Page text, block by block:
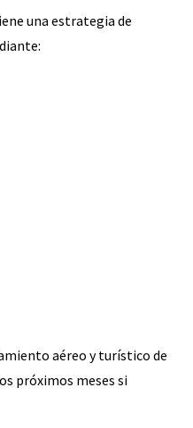
una estrategia de
aéreo y turístico de
próximos meses si